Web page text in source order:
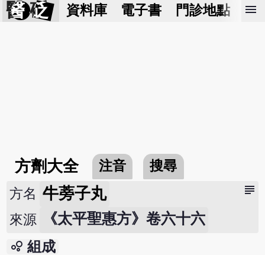
醫 砭 資料庫 電子書 門診地點 預
menu
方劑大全 注音 搜尋
subject
方名 牛蒡子丸
來源 《太平聖惠方》卷六十六
bubble_chart 組成